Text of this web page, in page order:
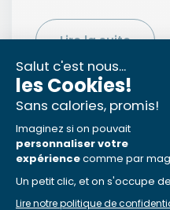
Lire la suite